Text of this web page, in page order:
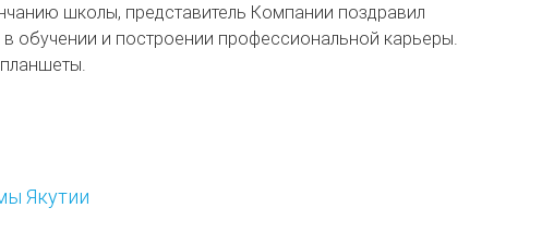
школы, представитель Компании поздравил
обучении и построении профессиональной карьеры.
Якутии